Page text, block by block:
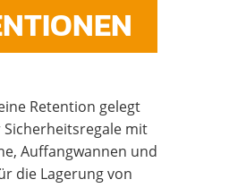
Retention gelegt
mit
Auffangwannen und
die Lagerung von